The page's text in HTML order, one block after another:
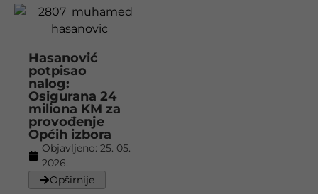
Hasanović
potpisao
nalog:
Osigurana 24
miliona KM za
provođenje
Općih izbora
Objavljeno: 25. 05.
2026.
Opširnije